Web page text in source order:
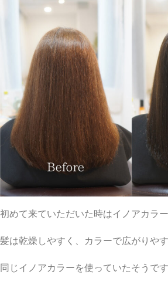
初めて来ていただいた時はイノアカラー
髪は乾燥しやすく、カラーで広がりやす
同じイノアカラーを使っていたそうです